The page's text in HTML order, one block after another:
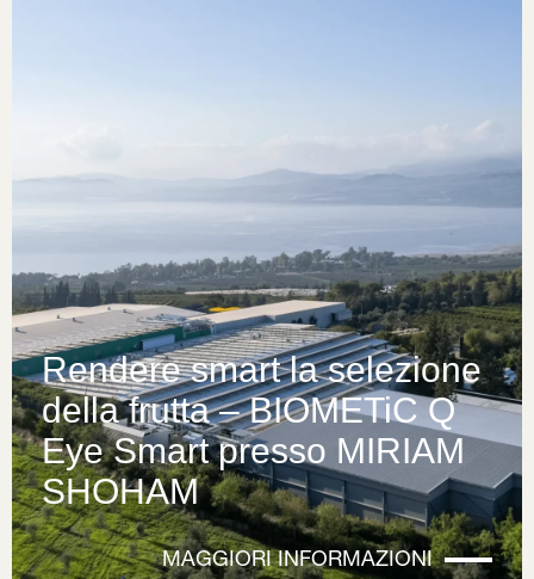
Rendere smart la selezione
della frutta – BIOMETiC Q
Eye Smart presso MIRIAM
SHOHAM
MAGGIORI INFORMAZIONI